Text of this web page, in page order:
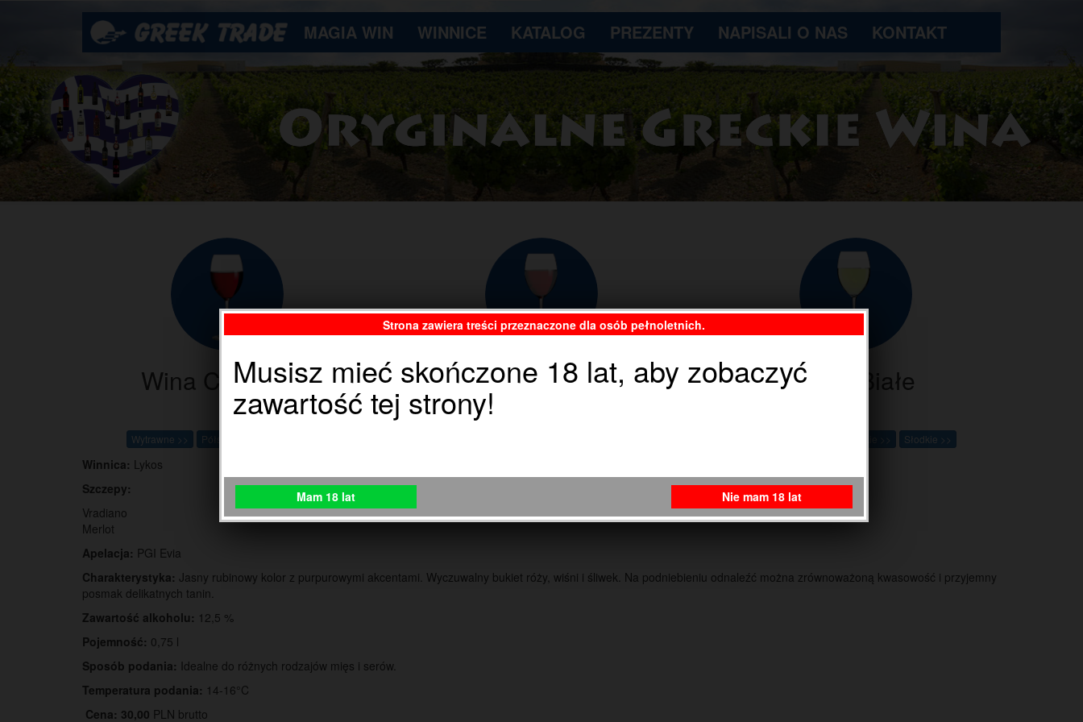
MAGIA WIN WINNICE KATALOG PREZENTY NAPISALI O NAS KONTAKT
Wina Czerwone
Wytrawne >> Półsłodkie >>
Wina Różowe Wina Białe
Słodkie >>
Winnica: Lykos
Szczepy:
Vradiano
Merlot
Apelacja: PGI Evia
Charakterystyka: Jasny rubinowy kolor z purpurowymi akcentami. Wyczuwalny bukiet róży, wiśni i śliwek. Na podniebieniu odnaleźć można zrównoważoną kwasowość i przyjemny
posmak delikatnych tanin.
Zawartość alkoholu: 12,5 %
Pojemność: 0,75 l
Sposób podania: Idealne do różnych rodzajów mięs i serów.
Temperatura podania: 14-16°C
Cena: 30,00 PLN brutto
Strona zawiera treści przeznaczone dla osób pełnoletnich.
Musisz mieć skończone 18 lat, aby zobaczyć
zawartość tej strony!
Mam 18 lat Nie mam 18 lat